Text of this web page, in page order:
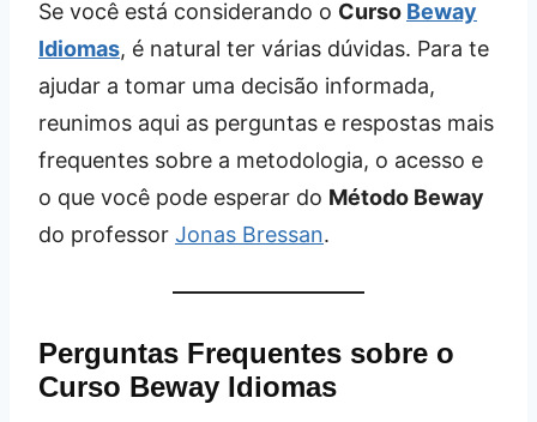
Se você está considerando o Curso Beway
Idiomas, é natural ter várias dúvidas. Para te
ajudar a tomar uma decisão informada,
reunimos aqui as perguntas e respostas mais
frequentes sobre a metodologia, o acesso e
o que você pode esperar do Método Beway
do professor Jonas Bressan.
Perguntas Frequentes sobre o
Curso Beway Idiomas